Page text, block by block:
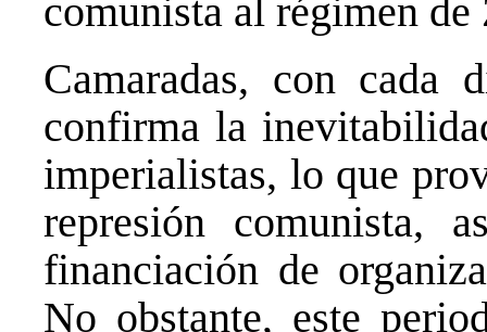
comunista al régimen de
Camaradas, con cada
confirma la
imperialistas, lo que
represión comunista,
financiación de
No obstante, este